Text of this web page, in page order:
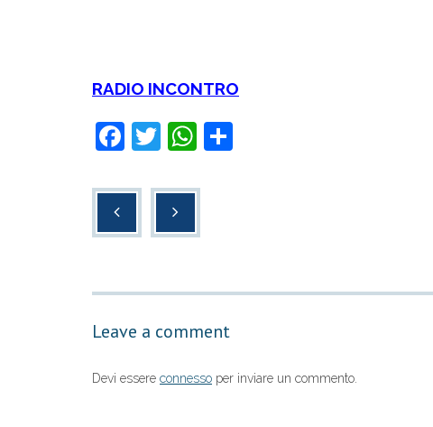
RADIO INCONTRO
F
c
k
T
tt
er
W
at
Leave a comment
Devi essere connesso per inviare un commento.